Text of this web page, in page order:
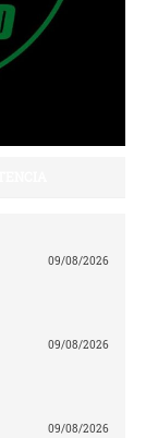
09/08/2026
09/08/2026
09/08/2026